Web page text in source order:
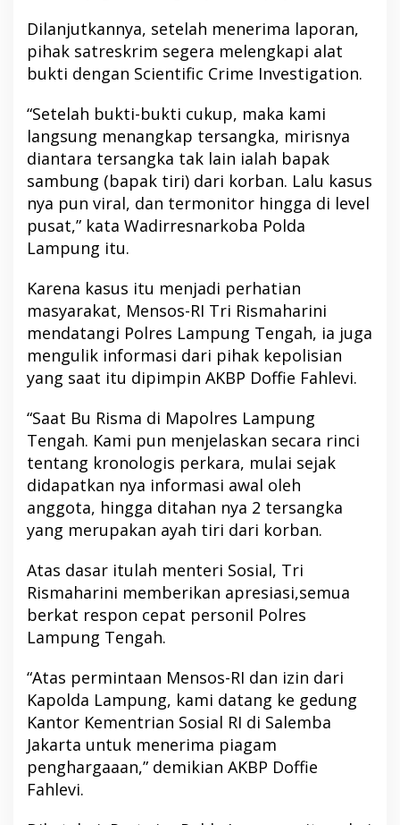
Dilanjutkannya, setelah menerima laporan,
pihak satreskrim segera melengkapi alat
bukti dengan Scientific Crime Investigation.
“Setelah bukti-bukti cukup, maka kami
langsung menangkap tersangka, mirisnya
diantara tersangka tak lain ialah bapak
sambung (bapak tiri) dari korban. Lalu kasus
nya pun viral, dan termonitor hingga di level
pusat,” kata Wadirresnarkoba Polda
Lampung itu.
Karena kasus itu menjadi perhatian
masyarakat, Mensos-RI Tri Rismaharini
mendatangi Polres Lampung Tengah, ia juga
mengulik informasi dari pihak kepolisian
yang saat itu dipimpin AKBP Doffie Fahlevi.
“Saat Bu Risma di Mapolres Lampung
Tengah. Kami pun menjelaskan secara rinci
tentang kronologis perkara, mulai sejak
didapatkan nya informasi awal oleh
anggota, hingga ditahan nya 2 tersangka
yang merupakan ayah tiri dari korban.
Atas dasar itulah menteri Sosial, Tri
Rismaharini memberikan apresiasi,semua
berkat respon cepat personil Polres
Lampung Tengah.
“Atas permintaan Mensos-RI dan izin dari
Kapolda Lampung, kami datang ke gedung
Kantor Kementrian Sosial RI di Salemba
Jakarta untuk menerima piagam
penghargaaan,” demikian AKBP Doffie
Fahlevi.